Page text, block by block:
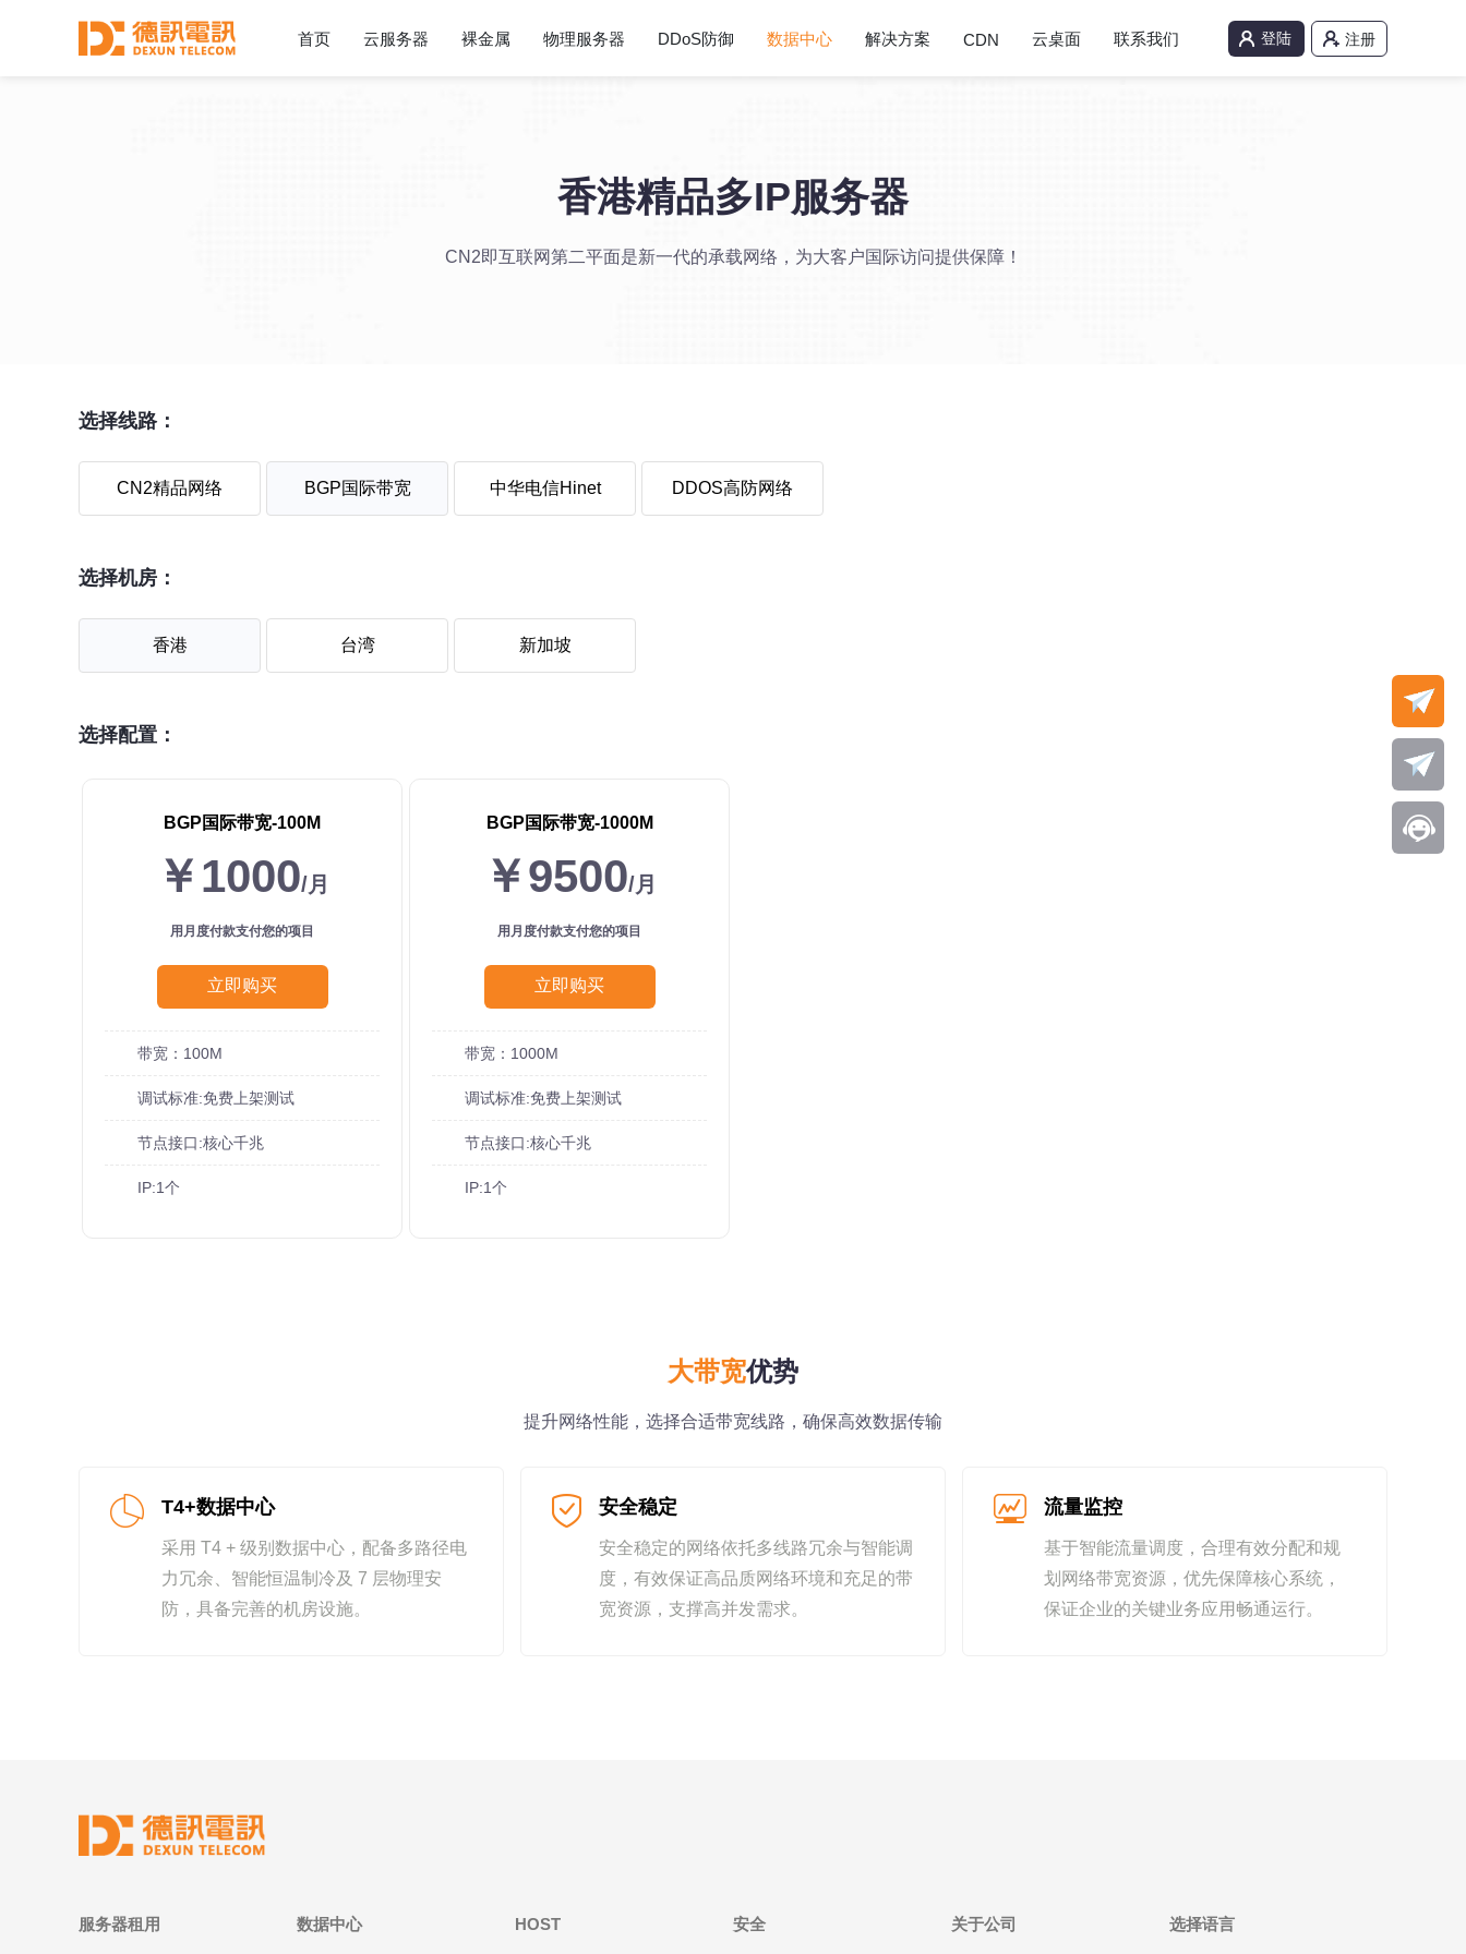
首页 云服务器 裸金属 物理服务器 DDoS防御 数据中心 解决方案 CDN 云桌面 联系我们 登陆 注册
香港精品多IP服务器
CN2即互联网第二平面是新一代的承载网络，为大客户国际访问提供保障！
选择线路：
CN2精品网络 BGP国际带宽 中华电信Hinet DDOS高防网络
选择机房：
香港 台湾 新加坡
选择配置：
BGP国际带宽-100M
￥1000/月
用月度付款支付您的项目
立即购买
带宽：100M
调试标准:免费上架测试
节点接口:核心千兆
IP:1个
BGP国际带宽-1000M
￥9500/月
用月度付款支付您的项目
立即购买
带宽：1000M
调试标准:免费上架测试
节点接口:核心千兆
IP:1个
大带宽优势
提升网络性能，选择合适带宽线路，确保高效数据传输
T4+数据中心
采用 T4 + 级别数据中心，配备多路径电
力冗余、智能恒温制冷及 7 层物理安
防，具备完善的机房设施。
安全稳定
安全稳定的网络依托多线路冗余与智能调
度，有效保证高品质网络环境和充足的带
宽资源，支撑高并发需求。
流量监控
基于智能流量调度，合理有效分配和规
划网络带宽资源，优先保障核心系统，
保证企业的关键业务应用畅通运行。
服务器租用 数据中心 HOST 安全 关于公司 选择语言